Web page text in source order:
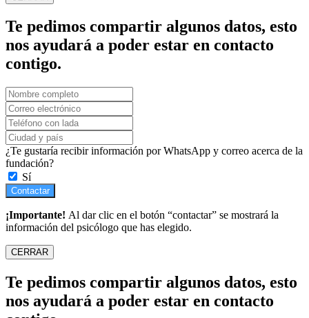
Te pedimos compartir algunos datos, esto
nos ayudará a poder estar en contacto
contigo.
¿Te gustaría recibir información por WhatsApp y correo acerca de la
fundación?
Sí
Contactar
¡Importante! Al dar clic en el botón “contactar” se mostrará la
información del psicólogo que has elegido.
CERRAR
Te pedimos compartir algunos datos, esto
nos ayudará a poder estar en contacto